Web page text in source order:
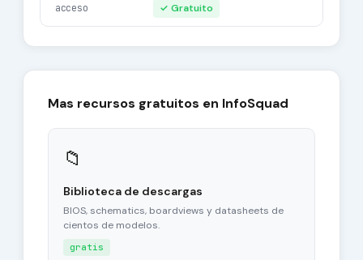
acceso ✓ Gratuito
Mas recursos gratuitos en InfoSquad
📁
Biblioteca de descargas
BIOS, schematics, boardviews y datasheets de
cientos de modelos.
gratis